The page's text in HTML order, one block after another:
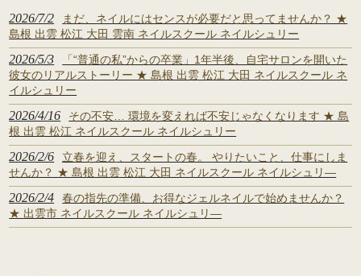
2026/7/2
まだ、ネイルにはセンスが必要だと思ってませんか？ ★
島根 出雲 松江 大田 雲南 ネイルスクール ネイルシュリー
2026/5/3
「“普通の私”からの卒業」1年半後、自宅サロンを開いた
彼女のリアルストーリー ★ 島根 出雲 松江 大田 ネイルスクール ネ
イルシュリー
2026/4/16
その不安… 環境を変えれば不安じゃなくなります ★ 島
根 出雲 松江 ネイルスクール ネイルシュリー
2026/2/6
立春を迎え、スタートの春。 やりたいこと、仕事にしま
せんか？ ★ 島根 出雲 松江 大田 ネイルスクール ネイルシュリ―
2026/2/4
春の指先の準備、お得なジェルネイルで始めませんか？
★ 出雲市 ネイルスクール ネイルシュリ―